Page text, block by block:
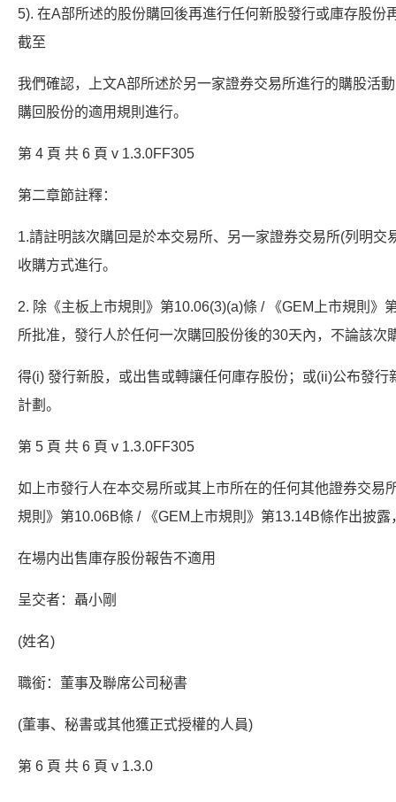
5). 在A部所述的股份購回後再進行任何新股發行或庫存股份
截至
我們確認，上文A部所述於另一家證券交易所進行的購股活
購回股份的適用規則進行。
第 4 頁 共 6 頁 v 1.3.0FF305
第二章節註釋：
1.請註明該次購回是於本交易所、另一家證券交易所(列明交
收購方式進行。
2. 除《主板上市規則》第10.06(3)(a)條 / 《GEM上市規則》
所批准，發行人於任何一次購回股份後的30天內，不論該次
得(i) 發行新股，或出售或轉讓任何庫存股份；或(ii)公布發
計劃。
第 5 頁 共 6 頁 v 1.3.0FF305
如上市發行人在本交易所或其上市所在的任何其他證券交易
規則》第10.06B條 / 《GEM上市規則》第13.14B條作出披
在場内出售庫存股份報告不適用
呈交者：聶小剛
(姓名)
職銜：董事及聯席公司秘書
(董事、秘書或其他獲正式授權的人員)
第 6 頁 共 6 頁 v 1.3.0